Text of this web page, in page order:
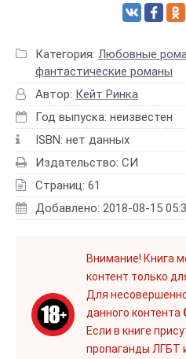
Категория: Любовные
фантастические романы
Автор: Кейт Ринка
Год выпуска: неизвестен
ISBN: нет данных
Издательство: СИ
Страниц: 61
Добавлено: 2018-08-15
Внимание! Книга
контент только
Для
данного контента
Если в книге
пропаганды ЛГБТ